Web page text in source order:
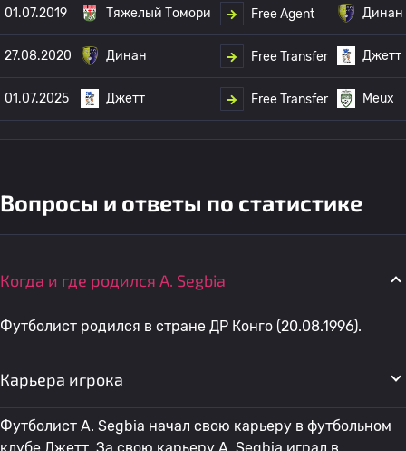
01.07.2019 Тяжелый Томори Free Agent Динан
27.08.2020 Динан Free Transfer Джетт
01.07.2025 Джетт Free Transfer Meux
Вопросы и ответы по статистике
Когда и где родился A. Segbia
Футболист родился в стране ДР Конго (20.08.1996).
Карьера игрока
Футболист A. Segbia начал свою карьеру в футбольном